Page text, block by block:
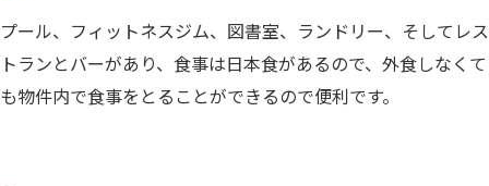
プール、フィットネスジム、図書室、ランドリー、そしてレス
トランとバーがあり、食事は日本食があるので、外食しなくて
も物件内で食事をとることができるので便利です。